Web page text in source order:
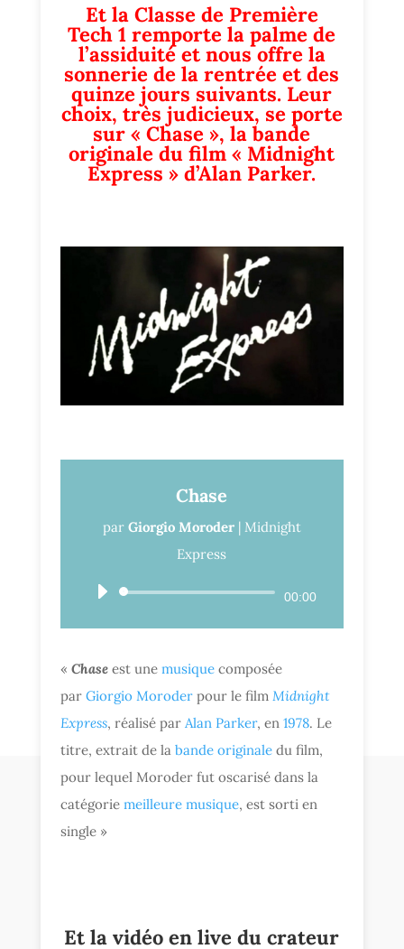
Et la Classe de Première
Tech 1 remporte la palme de
l’assiduité et nous offre la
sonnerie de la rentrée et des
quinze jours suivants. Leur
choix, très judicieux, se porte
sur « Chase », la bande
originale du film « Midnight
Express » d’Alan Parker.
Chase
par Giorgio Moroder | Midnight
Express
Lecteur
00:00
«Chase est unemusique composée
parGiorgio Moroder pour le filmMidnight
Express, réalisé parAlan Parker, en1978. Le
titre, extrait de labande originale du film,
pour lequel Moroder fut oscarisé dans la
catégoriemeilleure musique, est sorti en
single »
Et la vidéo en live du crateur